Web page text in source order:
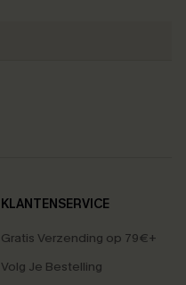
KLANTENSERVICE
Gratis Verzending op 79€+
Volg Je Bestelling